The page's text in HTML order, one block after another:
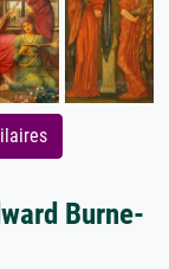
Burne-